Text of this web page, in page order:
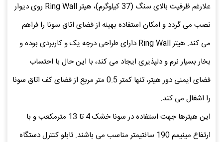
علارغم ظرفیت بالای سنگ (37 کیلوگرم)، هیتر Ring Wall روی دیوار
نصب می گردد و امکان استفاده بهینه از فضای اتاق سونا را فراهم
می کند. هیتر Ring Wall دارای طراحی درجه یک و کاربردی بوده و
بخار بسیار نرم و دلپذیری ایجاد می کند، با این حال با احتساب
فضای ایمنی دور هیتر، تنها کمتر 0.5 متر مربع از فضای کف اتاق سونا
را اشغال می کند.
این هیترها جهت استفاده در سونا خشک 4 تا 13 مترمکعب و با
ارتفاع مینیمم 190 سانتیمتر مناسب می باشند. تابلو کنترل دستگاه